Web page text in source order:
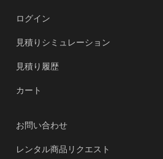
ログイン
見積りシミュレーション
見積り履歴
カート
お問い合わせ
レンタル商品リクエスト